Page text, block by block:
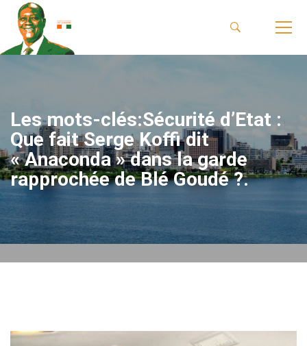
Les mots-clés:Sécurité d’Etat :
Que fait Serge Koffi dit
« Anaconda » dans la garde
rapprochée de Blé Goudé ?.